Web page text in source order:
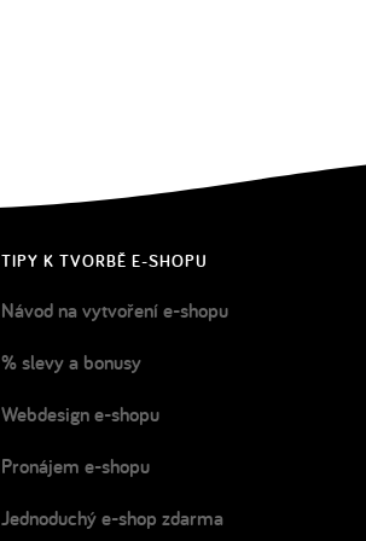
TIPY K TVORBĚ E-SHOPU
Návod na vytvoření e-shopu
% slevy a bonusy
Webdesign e-shopu
Pronájem e-shopu
Jednoduchý e-shop zdarma